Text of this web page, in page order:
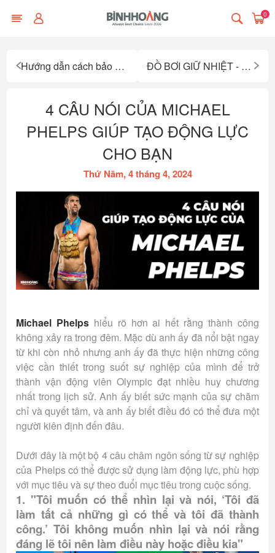
0
Hướng dẫn cách bảo quản đồ bơi ĐỒ BƠI GIỮ NHIỆT - BÍ QUYẾT BƠI LỘI AN TOÀN CHO BÉ
4 CÂU NÓI CỦA MICHAEL
PHELPS GIÚP TẠO ĐỘNG LỰC
CHO BẠN
Thứ Năm, 4 tháng 4, 2024
Michael Phelps hiểu rõ hơn ai hết rằng thành công
không xảy ra trong đêm. Mặc dù anh ấy đã nổi bật ngay
từ khi còn nhỏ nhưng anh ấy đã thực hiện những công
việc cần thiết trong suốt sự nghiệp của mình để trở
thành vận động viên Olympic đạt nhiều huy chương
nhất trong lịch sử. Anh ấy biết sức mạnh của sự chăm
chỉ và quyết tâm, và anh ấy biết điều đó có thể đưa một
người kiên định đến đâu.
Dưới đây là một bộ 4 câu châm ngôn sống từ sự nghiệp
của Phelps có thể được sử dụng làm động lực, phù hợp
với mục tiêu và sự theo đuổi mục tiêu trong cuộc sống.
1. "Tôi muốn có thể nhìn lại và nói, ‘Tôi đã
làm tất cả những gì có thể và tôi đã thành
công.’ Tôi không muốn nhìn lại và nói rằng
đáng lẽ tôi nên làm điều này hoặc điều kia"